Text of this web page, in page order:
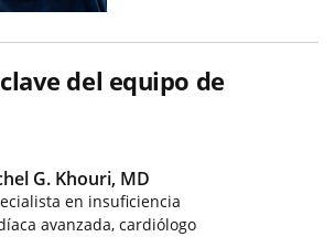
del equipo de
destacados
G. Khouri, MD
en insuficiencia
avanzada, cardiólogo